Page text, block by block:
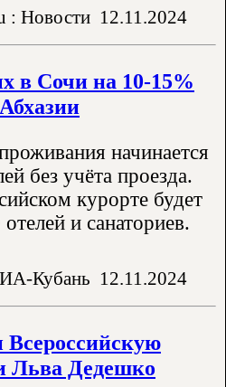
: Новости 12.11.2024
в Сочи на 10-15%
начинается
без учёта проезда.
курорте будет
и санаториев.
Кубань 12.11.2024
Льва Дедешко